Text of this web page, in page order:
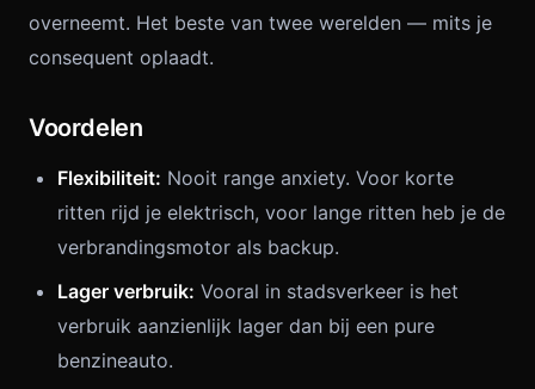
overneemt. Het beste van twee werelden — mits je
consequent oplaadt.
Voordelen
Flexibiliteit: Nooit range anxiety. Voor korte
ritten rijd je elektrisch, voor lange ritten heb je de
verbrandingsmotor als backup.
Lager verbruik: Vooral in stadsverkeer is het
verbruik aanzienlijk lager dan bij een pure
benzineauto.